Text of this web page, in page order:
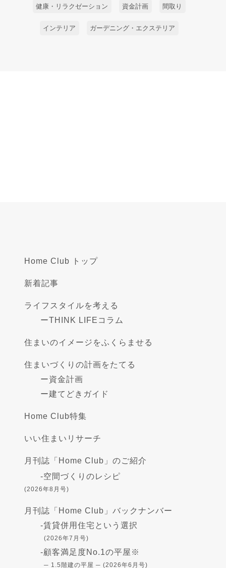
健康・リラクゼーション 資金計画 間取り
インテリア ガーデニング・エクステリア
Home Club トップ
新着記事
ライフスタイルを考える
ーTHINK LIFEコラム
住まいのイメージをふくらませる
住まいづくりの計画をたてる
ー資金計画
ー建てどきガイド
Home Club特集
いい住まいリサーチ
月刊誌「Home Club」のご紹介
-空間づくりのレシピ
(2026年8月号)
月刊誌「Home Club」バックナンバー
-賃貸併用住宅という選択
(2026年7月号)
-顧客満足度No.1の平屋※
─ 1.5階建の平屋 ─ (2026年6月号)